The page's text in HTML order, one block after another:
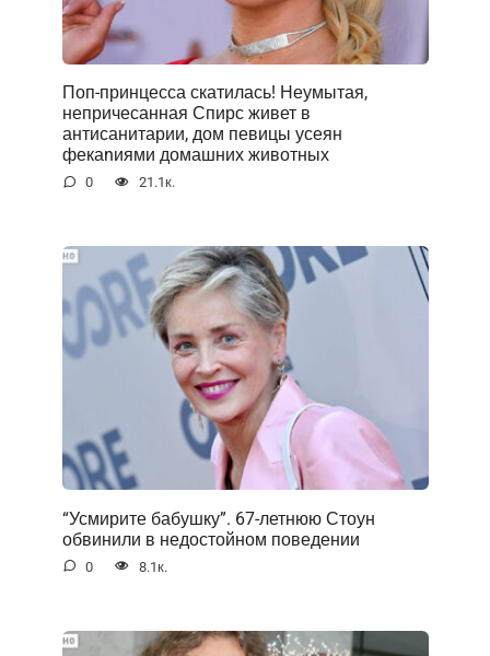
Поп-принцесса скатилась! Неумытая,
непричесанная Спирс живет в
антисанитарии, дом певицы усеян
фекаnиями домашних животных
0 21.1к.
“Усмирите бабушку”. 67-летнюю Стоун
обвинили в недостойном поведении
0 8.1к.